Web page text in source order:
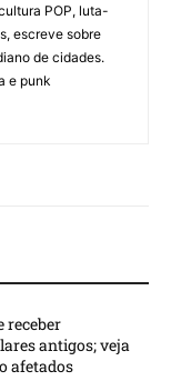
POP, luta-
escreve sobre
de cidades.
e punk
receber
antigos; veja
afetados